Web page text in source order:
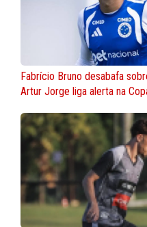
Fabrício Bruno desabafa
Artur Jorge liga alerta na